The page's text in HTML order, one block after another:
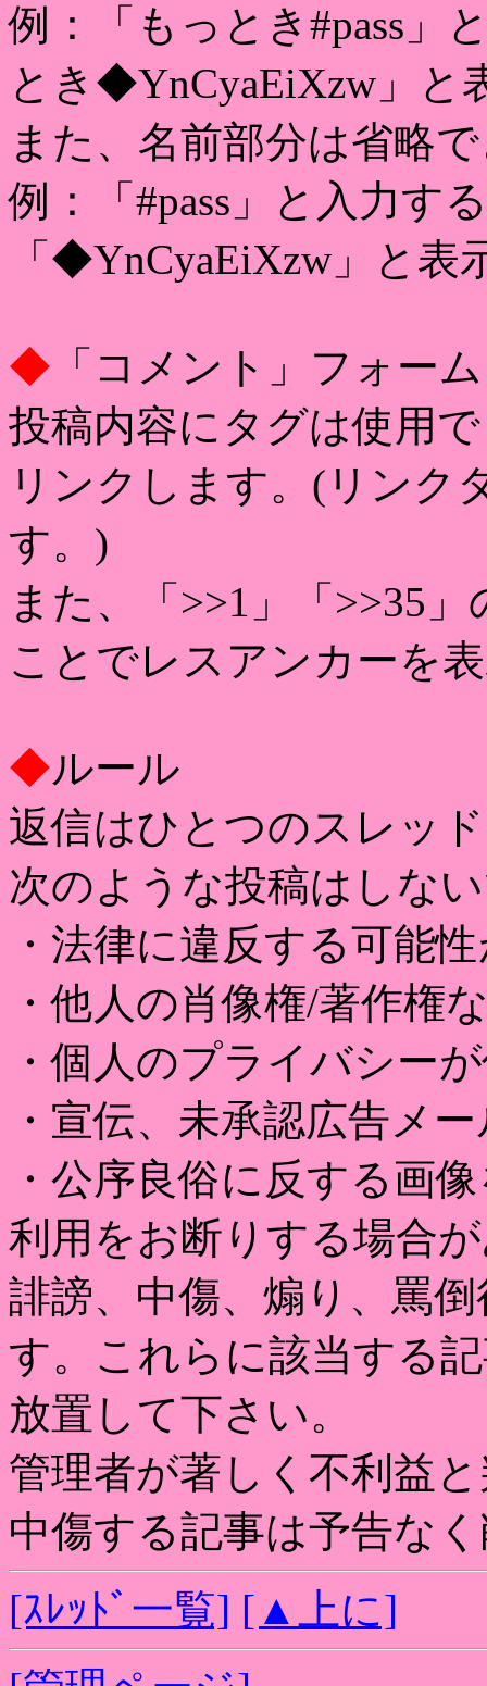
例：「もっとき#pass」
とき◆YnCyaEiXzw」と
また、名前部分は省略
例：「#pass」と入力す
「◆YnCyaEiXzw」と表
◆ 「コメント」フォーム
投稿内容にタグは使用
リンクします。(リンク
す。)
また、「>>1」「>>35
ことでレスアンカーを
◆ルール
返信はひとつのスレッ
次のような投稿はしな
・法律に違反する可能
・他人の肖像権/著作権
・個人のプライバシー
・宣伝、未承認広告メ
・公序良俗に反する画
利用をお断りする場合
誹謗、中傷、煽り、罵
す。これらに該当する
放置して下さい。
管理者が著しく不利益
中傷する記事は予告な
[ｽﾚｯﾄﾞ一覧] [▲上に]